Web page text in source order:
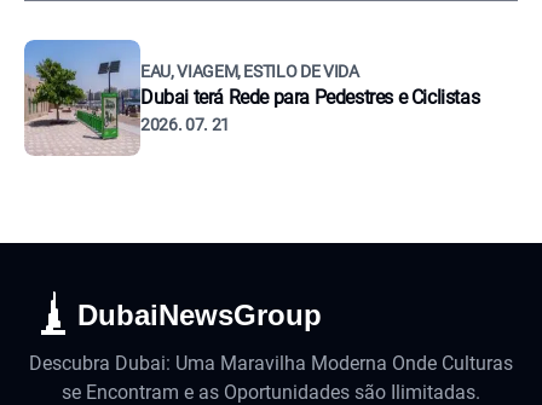
EAU, VIAGEM, ESTILO DE VIDA
Dubai terá Rede para Pedestres e Ciclistas
2026. 07. 21
DubaiNewsGroup
Descubra Dubai: Uma Maravilha Moderna Onde Culturas
se Encontram e as Oportunidades são Ilimitadas.